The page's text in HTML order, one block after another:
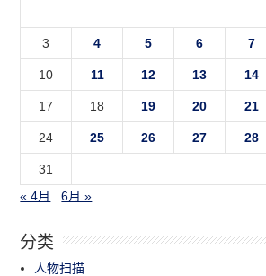
3 4 5 6 7
10 11 12 13 14
17 18 19 20 21
24 25 26 27 28
31
« 4月
6月 »
分类
人物扫描